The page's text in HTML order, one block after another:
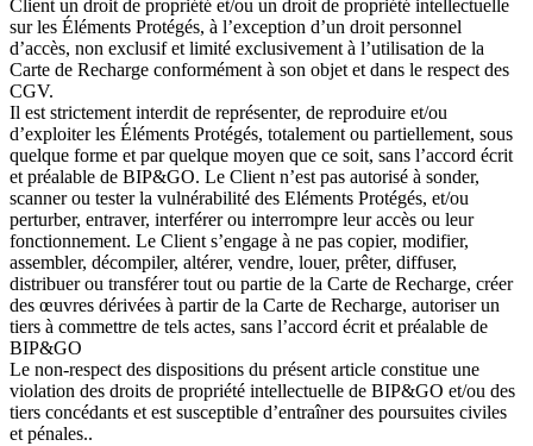
Client un droit de propriété et/ou un droit de propriété intellectuelle
sur les Éléments Protégés, à l’exception d’un droit personnel
d’accès, non exclusif et limité exclusivement à l’utilisation de la
Carte de Recharge conformément à son objet et dans le respect des
CGV.
Il est strictement interdit de représenter, de reproduire et/ou
d’exploiter les Éléments Protégés, totalement ou partiellement, sous
quelque forme et par quelque moyen que ce soit, sans l’accord écrit
et préalable de BIP&GO. Le Client n’est pas autorisé à sonder,
scanner ou tester la vulnérabilité des Eléments Protégés, et/ou
perturber, entraver, interférer ou interrompre leur accès ou leur
fonctionnement. Le Client s’engage à ne pas copier, modifier,
assembler, décompiler, altérer, vendre, louer, prêter, diffuser,
distribuer ou transférer tout ou partie de la Carte de Recharge, créer
des œuvres dérivées à partir de la Carte de Recharge, autoriser un
tiers à commettre de tels actes, sans l’accord écrit et préalable de
BIP&GO
Le non-respect des dispositions du présent article constitue une
violation des droits de propriété intellectuelle de BIP&GO et/ou des
tiers concédants et est susceptible d’entraîner des poursuites civiles
et pénales..